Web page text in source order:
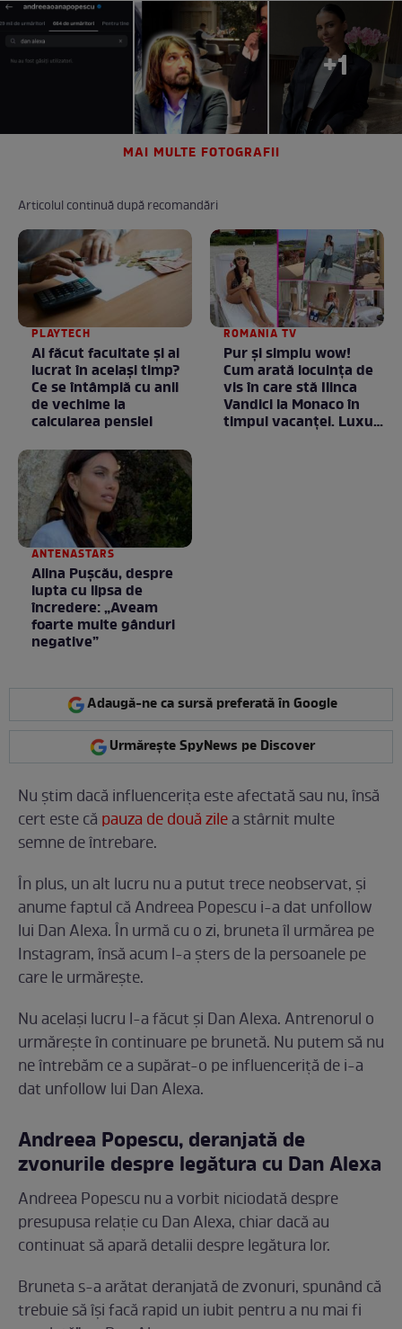
+1
MAI MULTE FOTOGRAFII
Articolul continuă după recomandări
PLAYTECH
Ai făcut facultate și ai
lucrat în același timp?
Ce se întâmplă cu anii
de vechime la
calcularea pensiei
ROMANIA TV
Pur și simplu wow!
Cum arată locuința de
vis în care stă Ilinca
Vandici la Monaco în
timpul vacanței. Luxul
ANTENASTARS
Alina Pușcău, despre
lupta cu lipsa de
încredere: „Aveam
foarte multe gânduri
negative”
Adaugă-ne ca sursă preferată în Google
Urmărește SpyNews pe Discover
Nu știm dacă influencerița este afectată sau nu, însă
cert este că pauza de două zilea stârnit multe
semne de întrebare.
În plus, un alt lucru nu a putut trece neobservat, și
anume faptul că Andreea Popescu i-a dat unfollow
lui Dan Alexa. În urmă cu o zi, bruneta îl urmărea pe
Instagram, însă acum l-a șters de la persoanele pe
care le urmărește.
Nu același lucru l-a făcut și Dan Alexa. Antrenorul o
urmărește în continuare pe brunetă. Nu putem să nu
ne întrebăm ce a supărat-o pe influenceriță de i-a
dat unfollow lui Dan Alexa.
Andreea Popescu, deranjată de
zvonurile despre legătura cu Dan Alexa
Andreea Popescu nu a vorbit niciodată despre
presupusa relație cu Dan Alexa, chiar dacă au
continuat să apară detalii despre legătura lor.
Bruneta s-a arătat deranjată de zvonuri, spunând că
trebuie să își facă rapid un iubit pentru a nu mai fi